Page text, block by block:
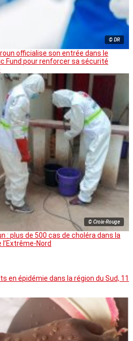
© DR
officialise son entrée dans le
Fund pour renforcer sa sécurité
© Croix-Rouge
: plus de 500 cas de choléra dans la
l’Extrême-Nord
en épidémie dans la région du Sud, 11